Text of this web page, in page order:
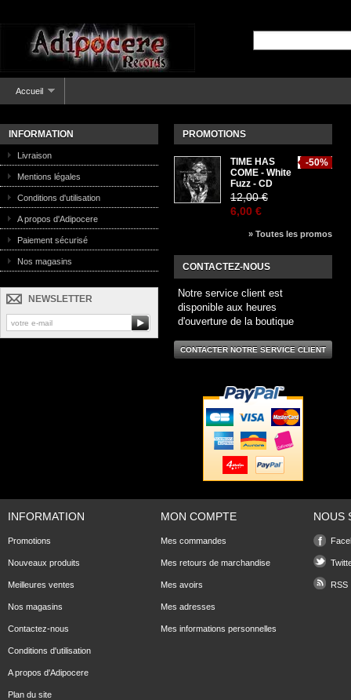
Accueil
INFORMATION
Livraison
Mentions légales
Conditions d'utilisation
A propos d'Adipocere
Paiement sécurisé
Nos magasins
NEWSLETTER
PROMOTIONS
-50%
TIME HAS
COME - White
Fuzz - CD
12,00 €
6,00 €
» Toutes les promos
CONTACTEZ-NOUS
Notre service client est
disponible aux heures
d'ouverture de la boutique
CONTACTER NOTRE SERVICE CLIENT
INFORMATION
Promotions
Nouveaux produits
Meilleures ventes
Nos magasins
Contactez-nous
Conditions d'utilisation
A propos d'Adipocere
Plan du site
MON COMPTE
Mes commandes
Mes retours de marchandise
Mes avoirs
Mes adresses
Mes informations personnelles
NOUS
RSS